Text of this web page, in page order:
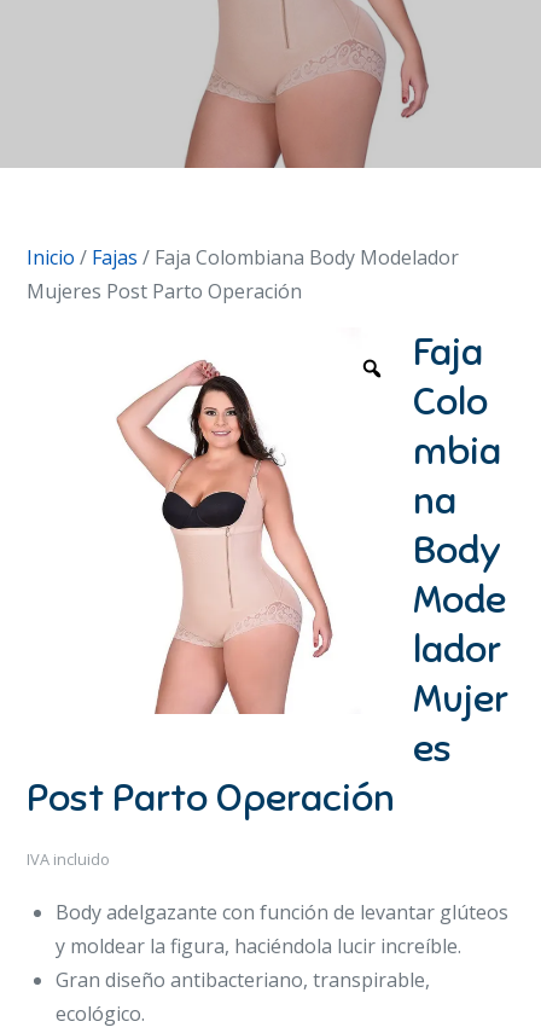
Inicio / Fajas / Faja Colombiana Body Modelador
Mujeres Post Parto Operación
Faja
Colo
mbia
na
Body
Mode
lador
Mujer
es
Post Parto Operación
IVA incluido
Body adelgazante con función de levantar glúteos
y moldear la figura, haciéndola lucir increíble.
Gran diseño antibacteriano, transpirable,
ecológico.